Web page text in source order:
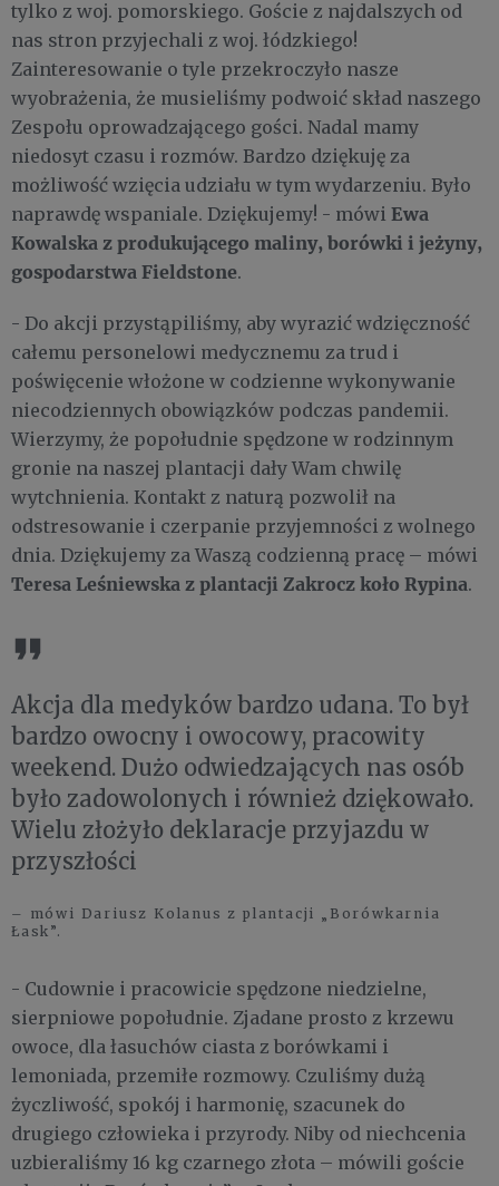
tylko z woj. pomorskiego. Goście z najdalszych od
nas stron przyjechali z woj. łódzkiego!
Zainteresowanie o tyle przekroczyło nasze
wyobrażenia, że musieliśmy podwoić skład naszego
Zespołu oprowadzającego gości. Nadal mamy
niedosyt czasu i rozmów. Bardzo dziękuję za
możliwość wzięcia udziału w tym wydarzeniu. Było
naprawdę wspaniale. Dziękujemy! - mówi Ewa
Kowalska z produkującego maliny, borówki i jeżyny,
gospodarstwa Fieldstone.
- Do akcji przystąpiliśmy, aby wyrazić wdzięczność
całemu personelowi medycznemu za trud i
poświęcenie włożone w codzienne wykonywanie
niecodziennych obowiązków podczas pandemii.
Wierzymy, że popołudnie spędzone w rodzinnym
gronie na naszej plantacji dały Wam chwilę
wytchnienia. Kontakt z naturą pozwolił na
odstresowanie i czerpanie przyjemności z wolnego
dnia. Dziękujemy za Waszą codzienną pracę – mówi
Teresa Leśniewska z plantacji Zakrocz koło Rypina.
Akcja dla medyków bardzo udana. To był
bardzo owocny i owocowy, pracowity
weekend. Dużo odwiedzających nas osób
było zadowolonych i również dziękowało.
Wielu złożyło deklaracje przyjazdu w
przyszłości
– mówi Dariusz Kolanus z plantacji „Borówkarnia
Łask”.
- Cudownie i pracowicie spędzone niedzielne,
sierpniowe popołudnie. Zjadane prosto z krzewu
owoce, dla łasuchów ciasta z borówkami i
lemoniada, przemiłe rozmowy. Czuliśmy dużą
życzliwość, spokój i harmonię, szacunek do
drugiego człowieka i przyrody. Niby od niechcenia
uzbieraliśmy 16 kg czarnego złota – mówili goście